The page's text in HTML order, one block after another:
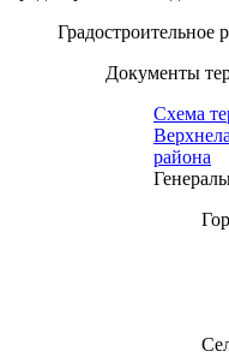
Градостроительное
Документы
Схема
района